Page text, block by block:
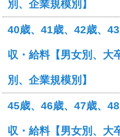
別、企業規模別】
40歳、41歳、42歳、
収・給料【男女別、大
別、企業規模別】
45歳、46歳、47歳、
収・給料【男女別、大